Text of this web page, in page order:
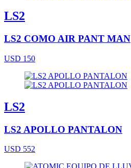
LS2
LS2 COMO AIR PANT MAN
USD 150
LS2
LS2 APOLLO PANTALON
USD 552